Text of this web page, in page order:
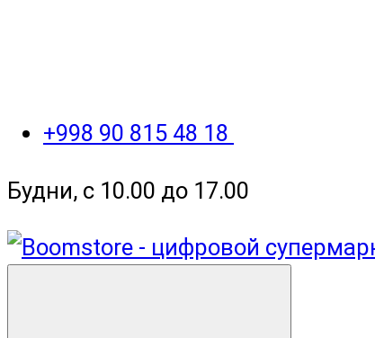
+998 90 815 48 18
Будни, с 10.00 до 17.00